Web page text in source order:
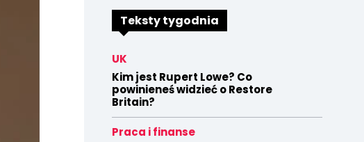
Teksty tygodnia
UK
Kim jest Rupert Lowe? Co
powinieneś widzieć o Restore
Britain?
Praca i finanse